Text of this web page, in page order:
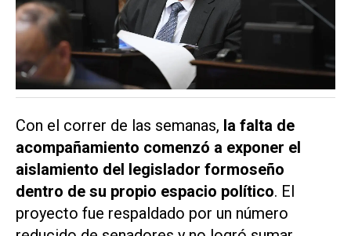
Con el correr de las semanas, la falta de
acompañamiento comenzó a exponer el
aislamiento del legislador formoseño
dentro de su propio espacio político. El
proyecto fue respaldado por un número